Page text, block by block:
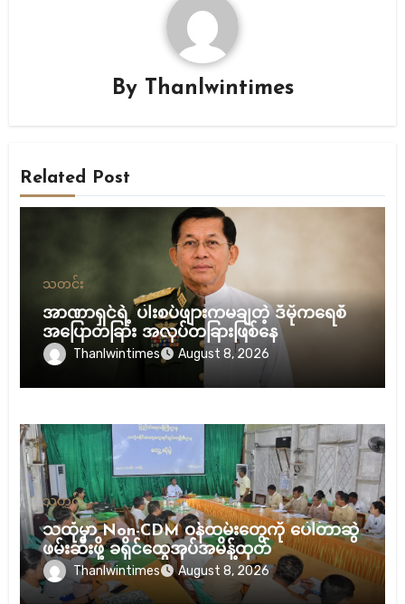
By Thanlwintimes
Related Post
သတင်း
အာဏာရှင်ရဲ့ ပါးစပ်ဖျားကမချတဲ့ ဒီမိုကရေစီ
အပြောတခြား အလုပ်တခြားဖြစ်နေ
Thanlwintimes August 8, 2026
သတင်း
သထုံမှာ Non-CDM ဝန်ထမ်းတွေကို ပေါ်တာဆွဲ
ဖမ်းဆီးဖို့ ခရိုင်ထွေအုပ်အမိန့်ထုတ်
Thanlwintimes August 8, 2026